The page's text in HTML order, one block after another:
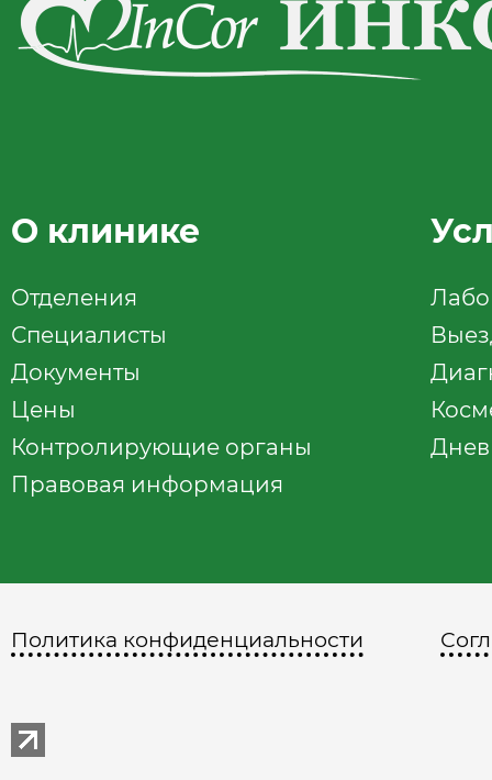
О клинике
Отделения
Специалисты
Документы
Цены
Контролирующие органы
Правовая информация
Политика конфиденциальности